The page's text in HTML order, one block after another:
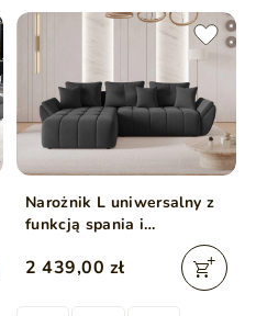
Narożnik L uniwersalny z
funkcją spania i
Antracytowy
2 439,00 zł